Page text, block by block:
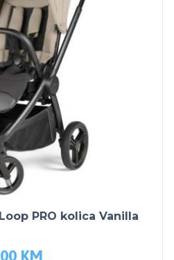
PRO kolica Vanilla
KM